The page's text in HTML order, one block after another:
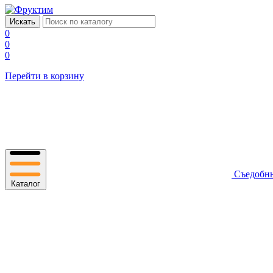
0
0
0
Перейти в корзину
Каталог